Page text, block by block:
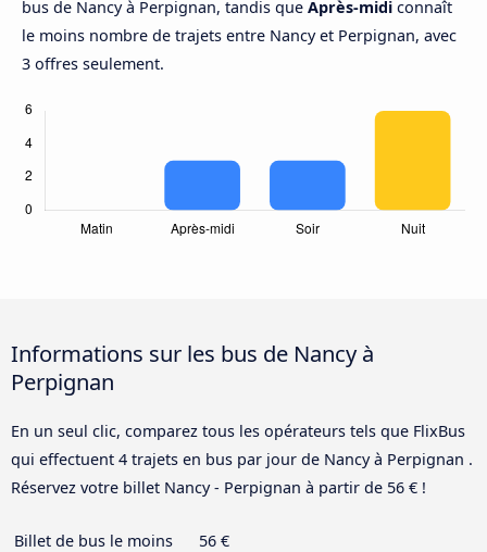
bus de Nancy à Perpignan, tandis que Après-midi connaît
le moins nombre de trajets entre Nancy et Perpignan, avec
3 offres seulement.
Informations sur les bus de Nancy à
Perpignan
En un seul clic, comparez tous les opérateurs tels que FlixBus
qui effectuent 4 trajets en bus par jour de Nancy à Perpignan .
Réservez votre billet Nancy - Perpignan à partir de 56 € !
Billet de bus le moins
56 €